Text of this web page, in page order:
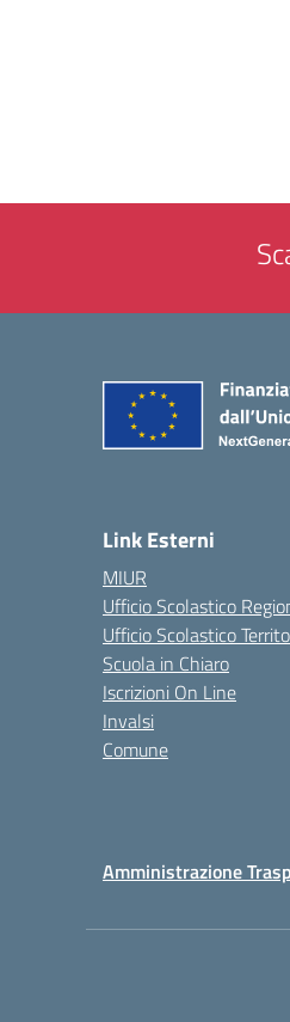
Link Esterni
MIUR
Ufficio Scolastico
Ufficio Scolastico
Scuola in Chiaro
Iscrizioni On Line
Invalsi
Comune
Amministrazione